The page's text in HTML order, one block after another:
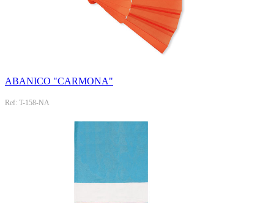
ABANICO "CARMONA"
Ref: T-158-NA